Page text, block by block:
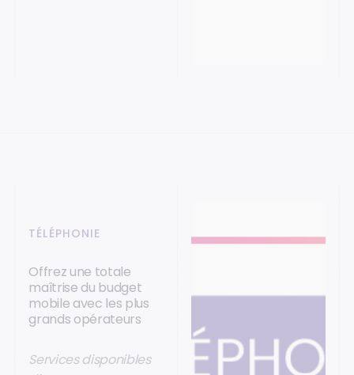
TÉLÉPHONIE
Offrez une totale
maîtrise du budget
mobile avec les plus
grands opérateurs
Services disponibles